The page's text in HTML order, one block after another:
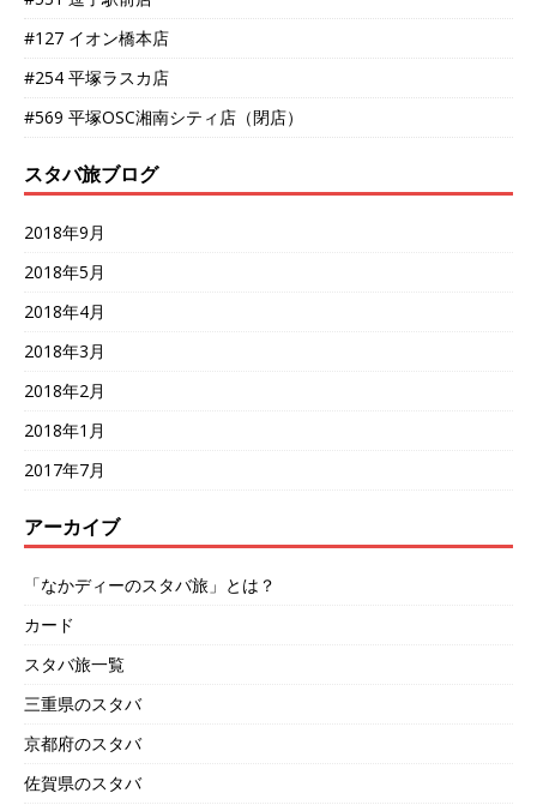
#127 イオン橋本店
#254 平塚ラスカ店
#569 平塚OSC湘南シティ店（閉店）
スタバ旅ブログ
2018年9月
2018年5月
2018年4月
2018年3月
2018年2月
2018年1月
2017年7月
アーカイブ
「なかディーのスタバ旅」とは？
カード
スタバ旅一覧
三重県のスタバ
京都府のスタバ
佐賀県のスタバ